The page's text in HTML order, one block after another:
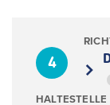
4
HALTESTELLE